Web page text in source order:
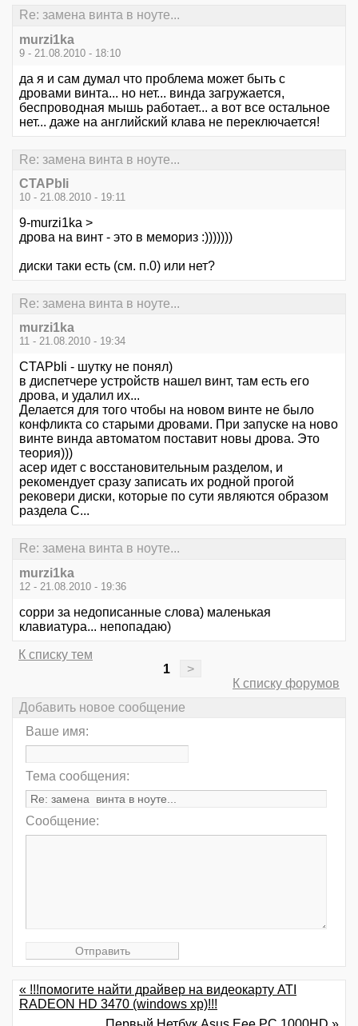
Re: замена винта в ноуте...
murzi1ka
9 - 21.08.2010 - 18:10
да я и сам думал что проблема может быть с
дровами винта... но нет... винда загружается,
беспроводная мышь работает... а вот все остальное
нет... даже на английский клава не переключается!
Re: замена винта в ноуте...
CTAPbIi
10 - 21.08.2010 - 19:11
9-murzi1ka >
дрова на винт - это в мемориз :)))))))
диски таки есть (см. п.0) или нет?
Re: замена винта в ноуте...
murzi1ka
11 - 21.08.2010 - 19:34
CTAPbIi - шутку не понял)
в диспетчере устройств нашел винт, там есть его
дрова, и удалил их...
Делается для того чтобы на новом винте не было
конфликта со старыми дровами. При запуске на ново
винте винда автоматом поставит новы дрова. Это
теория)))
асер идет с восстановительным разделом, и
рекомендует сразу записать их родной прогой
рековери диски, которые по сути являются образом
раздела С...
Re: замена винта в ноуте...
murzi1ka
12 - 21.08.2010 - 19:36
сорри за недописанные слова) маленькая
клавиатура... непопадаю)
К списку тем
1
>
К списку форумов
Добавить новое сообщение
Ваше имя:
Тема сообщения:
Сообщение:
« !!!помогите найти драйвер на видеокарту ATI
RADEON HD 3470 (windows xp)!!!